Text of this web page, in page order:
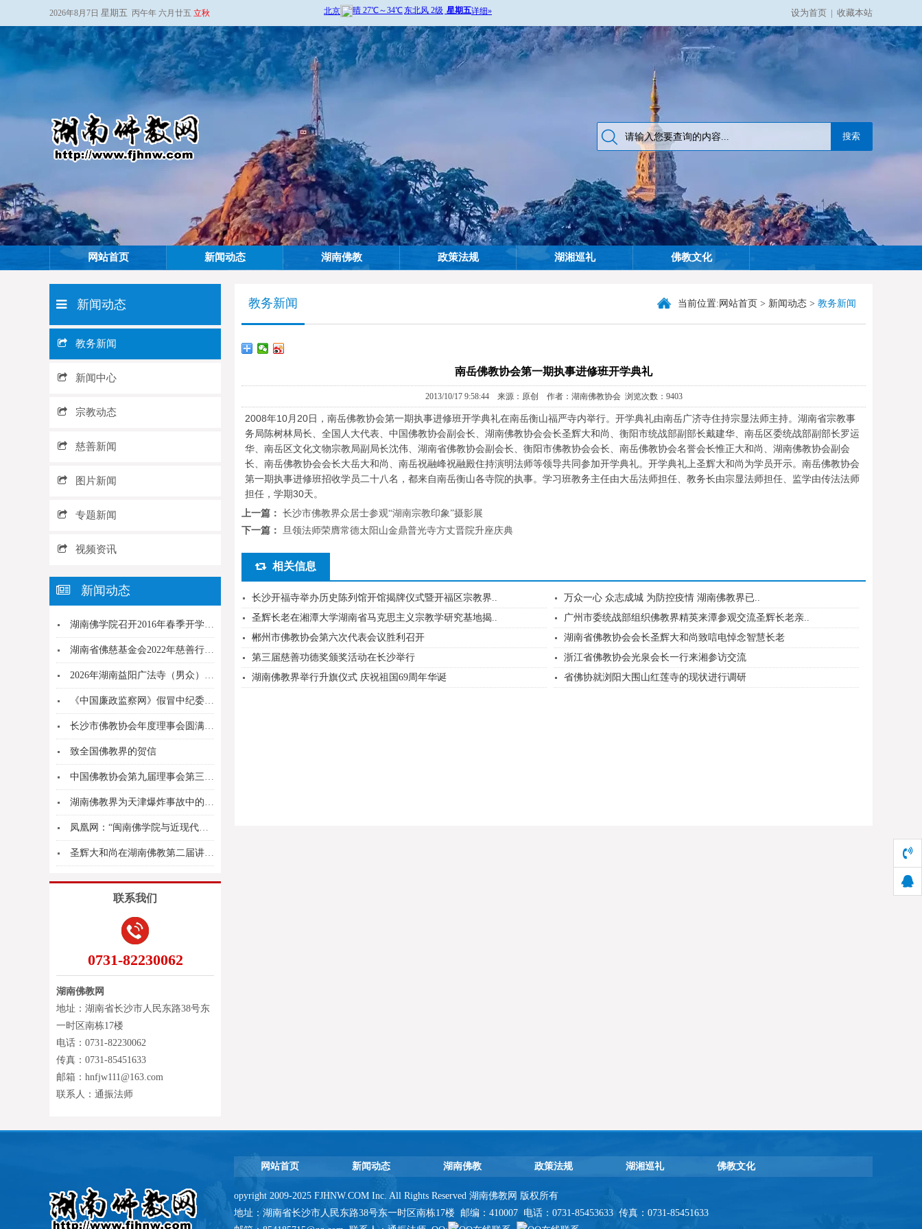
2026年8月7日 星期五 丙午年 六月廿五 立秋 设为首页 | 收藏本站
网站首页 新闻动态 湖南佛教 政策法规 湖湘巡礼 佛教文化
新闻动态
教务新闻
新闻中心
宗教动态
慈善新闻
图片新闻
专题新闻
视频资讯
新闻动态
湖南佛学院召开2016年春季开学大会
湖南省佛慈基金会2022年慈善行 第十站 辰溪...
2026年湖南益阳广法寺（男众）、福源寺（女众...
《中国廉政监察网》假冒中纪委敲诈勒索被查处
长沙市佛教协会年度理事会圆满召开
致全国佛教界的贺信
中国佛教协会第九届理事会第三次会议决议
湖南佛教界为天津爆炸事故中的灾区人民祈祷
凤凰网：“闽南佛学院与近现代佛教”学术研讨会 ...
圣辉大和尚在湖南佛教第二届讲经弘法月上宣讲《佛...
联系我们
0731-82230062
湖南佛教网
地址：湖南省长沙市人民东路38号东
一时区南栋17楼
电话：0731-82230062
传真：0731-85451633
邮箱：hnfjw111@163.com
联系人：通振法师
教务新闻 当前位置: 网站首页 > 新闻动态 > 教务新闻
南岳佛教协会第一期执事进修班开学典礼
2013/10/17 9:58:44 来源：原创 作者：湖南佛教协会 浏览次数：9403
2008年10月20日，南岳佛教协会第一期执事进修班开学典礼在南岳衡山福严寺内举行。开学典礼由南岳广济寺住持宗显法师主持。湖南省宗教事
务局陈树林局长、全国人大代表、中国佛教协会副会长、湖南佛教协会会长圣辉大和尚、衡阳市统战部副部长戴建华、南岳区委统战部副部长罗运
华、南岳区文化文物宗教局副局长沈伟、湖南省佛教协会副会长、衡阳市佛教协会会长、南岳佛教协会名誉会长惟正大和尚、湖南佛教协会副会
长、南岳佛教协会会长大岳大和尚、南岳祝融峰祝融殿住持演明法师等领导共同参加开学典礼。开学典礼上圣辉大和尚为学员开示。南岳佛教协会
第一期执事进修班招收学员二十八名，都来自南岳衡山各寺院的执事。学习班教务主任由大岳法师担任、教务长由宗显法师担任、监学由传法法师
担任，学期30天。
上一篇： 长沙市佛教界众居士参观“湖南宗教印象”摄影展
下一篇： 旦领法师荣膺常德太阳山金鼎普光寺方丈晋院升座庆典
相关信息
长沙开福寺举办历史陈列馆开馆揭牌仪式暨开福区宗教界..
万众一心 众志成城 为防控疫情 湖南佛教界已..
圣辉长老在湘潭大学湖南省马克思主义宗教学研究基地揭..
广州市委统战部组织佛教界精英来潭参观交流圣辉长老亲..
郴州市佛教协会第六次代表会议胜利召开
湖南省佛教协会会长圣辉大和尚致唁电悼念智慧长老
第三届慈善功德奖颁奖活动在长沙举行
浙江省佛教协会光泉会长一行来湘参访交流
湖南佛教界举行升旗仪式 庆祝祖国69周年华诞
省佛协就浏阳大围山红莲寺的现状进行调研
网站首页 新闻动态 湖南佛教 政策法规 湖湘巡礼 佛教文化
opyright 2009-2025 FJHNW.COM Inc. All Rights Reserved 湖南佛教网 版权所有
地址：湖南省长沙市人民东路38号东一时区南栋17楼 邮编：410007 电话：0731-85453633 传真：0731-85451633